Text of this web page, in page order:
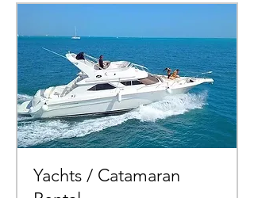
Yachts / Catamaran